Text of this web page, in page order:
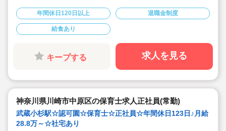
◇借り上げ社宅制度あり！(敷金礼金なし)
◇介護休暇・産前産後休暇・育児休暇の取得率100％！
復帰率も83％♪
◇男性保育士も数多く活躍中の法人です！
どもたち一人ひとりに寄り添う保育を行っています。
◇各種研修を無理なく実施しているので、ブランクある
方や未経験の方も安心。主任や園長を目指す方のサポー
年間休日120日以上 退職金制度
給食あり
キープする 求人を見る
神奈川県川崎市中原区の保育士求人正社員(常勤)
武蔵小杉駅☆認可園☆保育士☆正社員☆年間休日123日♪月給
28.8万～☆社宅あり